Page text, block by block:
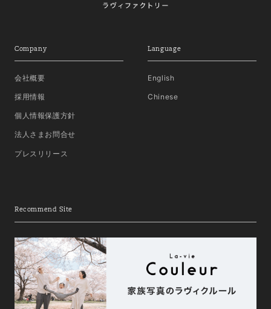
Company
会社概要
採用情報
個人情報保護方針
法人さまお問合せ
プレスリリース
Language
English
Chinese
Recommend Site